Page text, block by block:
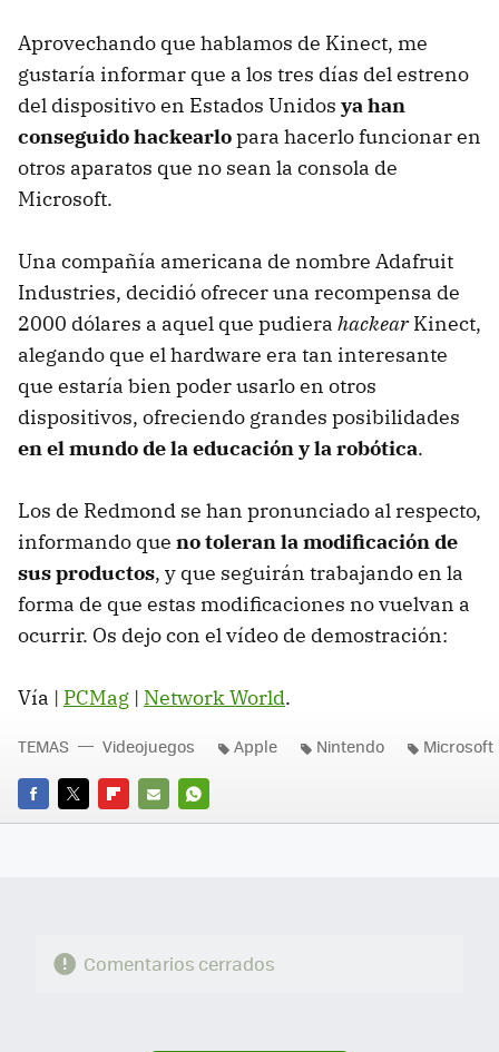
Aprovechando que hablamos de Kinect, me
gustaría informar que a los tres días del estreno
del dispositivo en Estados Unidos ya han
conseguido hackearlopara hacerlo funcionar en
otros aparatos que no sean la consola de
Microsoft.
Una compañía americana de nombre Adafruit
Industries, decidió ofrecer una recompensa de
2000 dólares a aquel que pudiera hackearKinect,
alegando que el hardware era tan interesante
que estaría bien poder usarlo en otros
dispositivos, ofreciendo grandes posibilidades
en el mundo de la educación y la robótica.
Los de Redmond se han pronunciado al respecto,
informando que no toleran la modificación de
sus productos, y que seguirán trabajando en la
forma de que estas modificaciones no vuelvan a
ocurrir. Os dejo con el vídeo de demostración:
Vía | PCMag | Network World.
FACEBOOK
TWITTERFLIPBOARD
E-
WHATSAPP
TEMAS Videojuegos Apple Nintendo Microsoft
Comentarios cerrados